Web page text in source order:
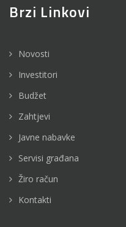
Brzi Linkovi
Novosti
Investitori
Budžet
Zahtjevi
Javne nabavke
Servisi građana
Žiro račun
Kontakti